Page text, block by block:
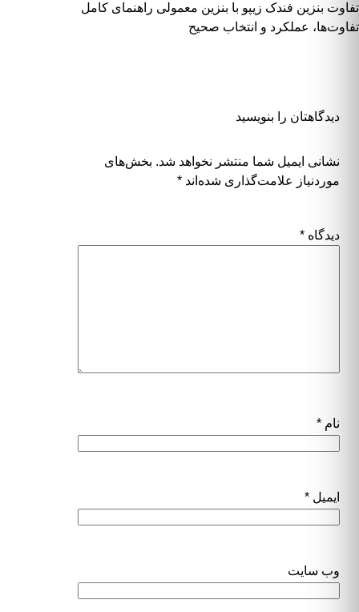
تفاوت بنزین فندک زیپو با بنزین معمولی راهنمای کامل
تفاوت‌ها، عملکرد و انتخاب صحیح
دیدگاهتان را بنویسید
نشانی ایمیل شما منتشر نخواهد شد. بخش‌های
موردنیاز علامت‌گذاری شده‌اند *
دیدگاه *
نام *
ایمیل *
وب‌ سایت